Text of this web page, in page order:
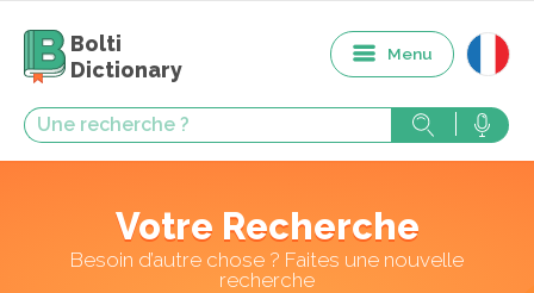
Bolti
Dictionary
Menu
Votre Recherche
Besoin d’autre chose ? Faites une nouvelle
recherche